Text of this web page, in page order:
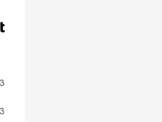
3
3